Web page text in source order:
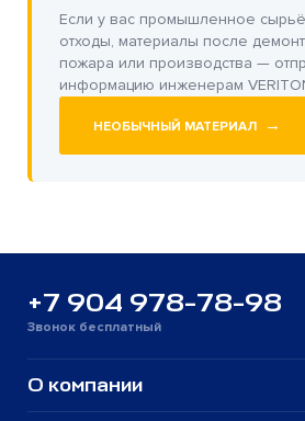
Если у вас промышленное
отходы, материалы после
пожара или производства —
информацию инженерам
НЕОБЫЧНЫЙ МАТЕРИАЛ →
+7 904 978-78-98
Звонок бесплатный
О компании